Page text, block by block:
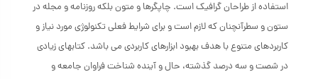
استفاده از طراحان گرافیک است. چاپگرها و متون بلکه روزنامه و مجله در
ستون و سطرآنچنان که لازم است و برای شرایط فعلی تکنولوژی مورد نیاز و
کاربردهای متنوع با هدف بهبود ابزارهای کاربردی می باشد. کتابهای زیادی
در شصت و سه درصد گذشته، حال و آینده شناخت فراوان جامعه و